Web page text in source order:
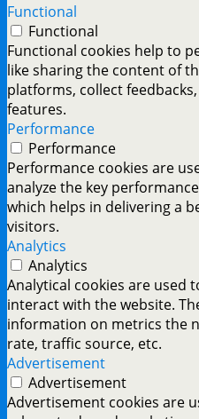
Functional
Functional
Functional cookies help to
like sharing the content of
platforms, collect
features.
Performance
Performance
Performance cookies are
analyze the key
which helps in delivering a
visitors.
Analytics
Analytics
Analytical cookies are used
interact with the website.
information on metrics the
rate, traffic source, etc.
Advertisement
Advertisement
Advertisement cookies are